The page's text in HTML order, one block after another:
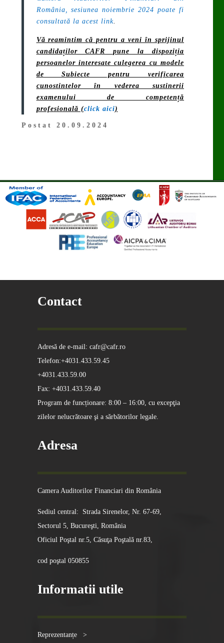
România, sesiunea noiembrie 2024 poate fi
consultată la acest link.
Vă reamintim că pentru a veni în sprijinul
candidaților CAFR pune la dispoziția
persoanelor interesate culegerea cu modele
de Subiecte pentru verificarea
cunostintelor în vederea sustinerii
examenului de competență
profesională (click aici)
Postat 20.09.2024
Contact
Adresă de e-mail: cafr@cafr.ro
Telefon:+4031.433.59.45
+4031.433.59.00
Fax: +4031.433.59.40
Program de funcționare: 8:00 – 16:00, cu excepţia
zilelor nelucrătoare şi a sărbătorilor legale.
Adresa
Camera Auditorilor Financiari din România
Sediul central: Strada Sirenelor, Nr. 67-69,
Sectorul 5, Bucureşti, România
Oficiul Poştal nr.5, Căsuţa Poştală nr.83,
cod poştal 050855
Informatii utile
Reprezentanțe >